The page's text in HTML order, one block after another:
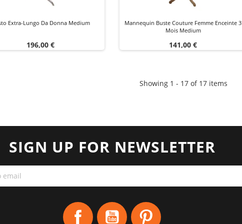
Extra-Lungo Da Donna Medium
Prezzo
196,00 €
Mannequin Buste Couture Femme Enceinte 3
Mois Medium
Prezzo
141,00 €
Showing 1 - 17 of 17 items
SIGN UP FOR NEWSLETTER
Facebook YouTube